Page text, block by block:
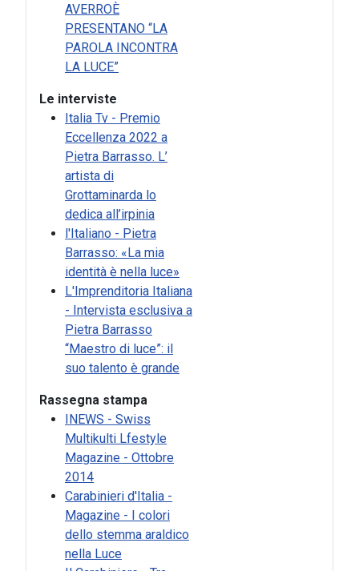
AVERROÈ
PRESENTANO “LA
PAROLA INCONTRA
LA LUCE”
Le interviste
Italia Tv - Premio
Eccellenza 2022 a
Pietra Barrasso. L’
artista di
Grottaminarda lo
dedica all’irpinia
l'Italiano - Pietra
Barrasso: «La mia
identità è nella luce»
L'Imprenditoria Italiana
- Intervista esclusiva a
Pietra Barrasso
“Maestro di luce”: il
suo talento è grande
Rassegna stampa
INEWS - Swiss
Multikulti Lfestyle
Magazine - Ottobre
2014
Carabinieri d'Italia -
Magazine - I colori
dello stemma araldico
nella Luce